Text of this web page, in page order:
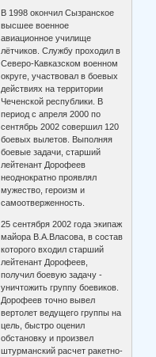
В 1998 окончил Сызранское
высшее военное
авиационное училище
лётчиков. Службу проходил в
Северо-Кавказском военном
округе, участвовал в боевых
действиях на территории
Чеченской республики. В
период с апреля 2000 по
сентябрь 2002 совершил 120
боевых вылетов. Выполняя
боевые задачи, старший
лейтенант Дорофеев
неоднократно проявлял
мужество, героизм и
самоотверженность.
25 сентября 2002 года экипаж
майора В.А.Власова, в состав
которого входил старший
лейтенант Дорофеев,
получил боевую задачу -
уничтожить группу боевиков.
Дорофеев точно вывел
вертолет ведущего группы на
цель, быстро оценил
обстановку и произвел
штурманский расчет ракетно-